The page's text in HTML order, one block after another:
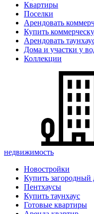
Квартиры
Поселки
Арендовать
Купить
Арендовать
Дома и участки у
Коллекции
недвижимость
Новостройки
Купить загородный
Пентхаусы
Купить таунхаус
Готовые квартиры